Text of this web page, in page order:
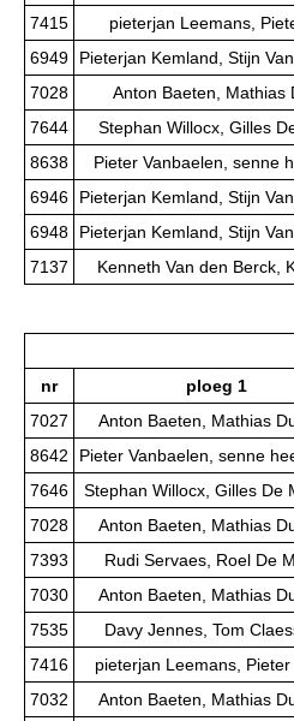
7415
pieterjan Leemans,
6949
Pieterjan Kemland, Stijn
7028
Anton Baeten, Mathias
7644
Stephan Willocx, Gilles
8638
Pieter Vanbaelen, senne
6946
Pieterjan Kemland, Stijn
6948
Pieterjan Kemland, Stijn
7137
Kenneth Van den Berck,
nr
ploeg 1
7027
Anton Baeten, Mathias
8642
Pieter Vanbaelen, senne
7646
Stephan Willocx, Gilles De
7028
Anton Baeten, Mathias
7393
Rudi Servaes, Roel De
7030
Anton Baeten, Mathias
7535
Davy Jennes, Tom
7416
pieterjan Leemans, Pieter
7032
Anton Baeten, Mathias